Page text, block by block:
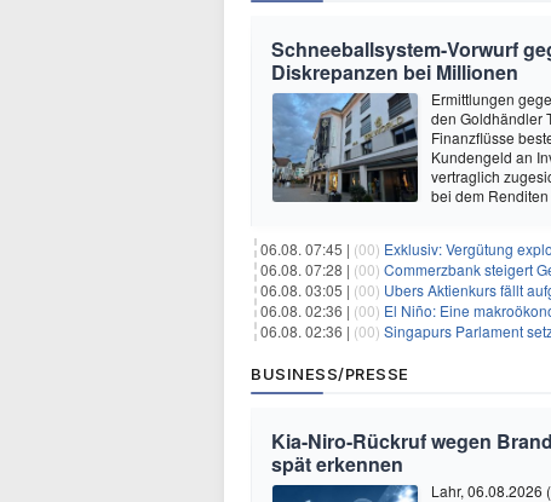
Schneeballsystem-Vorwurf
Diskrepanzen bei Millionen
Ermittlungen
den Goldhändler
Finanzflüsse
Kundengeld an
vertraglich
bei dem Renditen
06.08. 07:45 | (00) Exklusiv: Vergütung
06.08. 07:28 | (00) Commerzbank steigert
06.08. 03:05 | (00) Ubers Aktienkurs fällt
06.08. 02:36 | (00) El Niño: Eine
06.08. 02:36 | (00) Singapurs Parlament
BUSINESS/PRESSE
Kia-Niro-Rückruf wegen
spät erkennen
Lahr, 06.08.2026